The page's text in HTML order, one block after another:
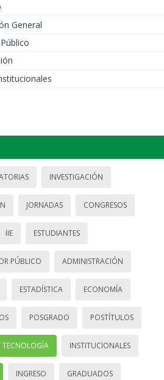
General
INVESTIGACIÓN
JORNADAS CONGRESOS
IIE ESTUDIANTES
PÚBLICO ADMINISTRACIÓN
ESTADÍSTICA ECONOMÍA
POSGRADO POSTÍTULOS
TECNOLOGÍA INSTITUCIONALES
INGRESO GRADUADOS